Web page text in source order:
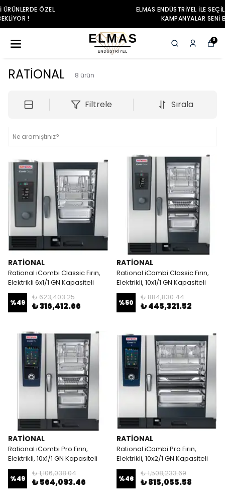
ELMAS ENDÜSTRIYEL ILE SEÇILI ÜRÜNLERDE ÖZEL
0
RATİONAL 8 ürün
Filtrele Sırala
RATİONAL
Rational iCombi Classic Fırın,
Elektrikli 6x1/1 GN Kapasiteli
%49
₺ 623,403.25
₺ 316,412.66
RATİONAL
Rational iCombi Classic Fırın,
Elektrikli, 10x1/1 GN Kapasiteli
%50
₺ 884,830.44
₺ 445,321.52
RATİONAL
Rational iCombi Pro Fırın,
Elektrikli, 10x1/1 GN Kapasiteli
%49
₺ 1,106,038.04
₺ 564,093.46
RATİONAL
Rational iCombi Pro Fırın,
Elektrikli, 10x2/1 GN Kapasiteli
%46
₺ 1,508,233.69
₺ 815,055.58